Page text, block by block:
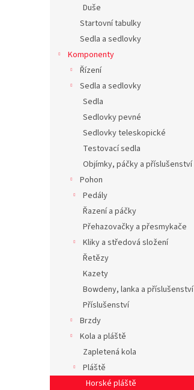
Duše
Startovní tabulky
Sedla a sedlovky
Komponenty
Řízení
Sedla a sedlovky
Sedla
Sedlovky pevné
Sedlovky teleskopické
Testovací sedla
Objímky, páčky a příslušenství
Pohon
Pedály
Řazení a páčky
Přehazovačky a přesmykače
Kliky a středová složení
Řetězy
Kazety
Bowdeny, lanka a příslušenství
Příslušenství
Brzdy
Kola a pláště
Zapletená kola
Pláště
Horské pláště